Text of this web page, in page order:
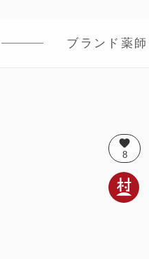
ブランド薬師
favorite
8